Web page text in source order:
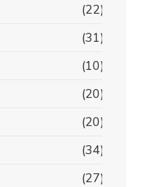
(22)
(31)
(10)
(20)
(20)
(34)
(27)